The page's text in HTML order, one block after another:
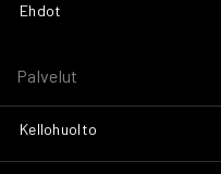
Ehdot
Palvelut
Kellohuolto